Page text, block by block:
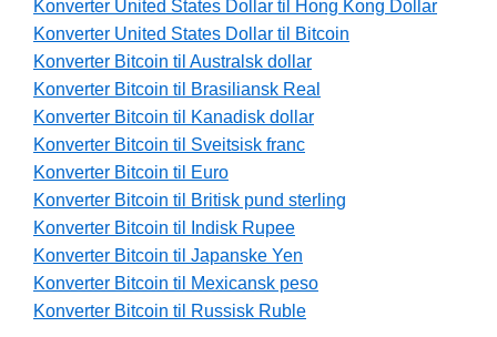
Konverter United States Dollar til Hong Kong Dollar
Konverter United States Dollar til Bitcoin
Konverter Bitcoin til Australsk dollar
Konverter Bitcoin til Brasiliansk Real
Konverter Bitcoin til Kanadisk dollar
Konverter Bitcoin til Sveitsisk franc
Konverter Bitcoin til Euro
Konverter Bitcoin til Britisk pund sterling
Konverter Bitcoin til Indisk Rupee
Konverter Bitcoin til Japanske Yen
Konverter Bitcoin til Mexicansk peso
Konverter Bitcoin til Russisk Ruble